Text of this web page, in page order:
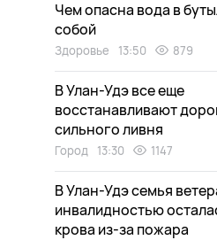
Чем опасна вода в
собой
Здоровье 13:50 879
В Улан-Удэ все еще
восстанавливают
сильного ливня
Город 13:30 1147
В Улан-Удэ семья
инвалидностью
крова из-за пожара